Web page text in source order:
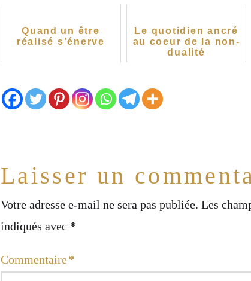
Quand un être
réalisé s’énerve
Le quotidien ancré
au coeur de la non-
dualité
Laisser un
Votre adresse e-mail ne sera pas publiée. Les
indiqués avec *
Commentaire*